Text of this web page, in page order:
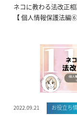
ネコに教わる法改正
【 個人情報保護法編⑥
2022.09.21 お役立ち